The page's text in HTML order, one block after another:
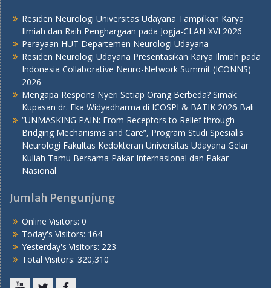
Residen Neurologi Universitas Udayana Tampilkan Karya
Ilmiah dan Raih Penghargaan pada Jogja-CLAN XVI 2026
Perayaan HUT Departemen Neurologi Udayana
Residen Neurologi Udayana Presentasikan Karya Ilmiah pada
Indonesia Collaborative Neuro-Network Summit (ICONNS)
2026
Mengapa Respons Nyeri Setiap Orang Berbeda? Simak
Kupasan dr. Eka Widyadharma di ICOSPI & BATIK 2026 Bali
“UNMASKING PAIN: From Receptors to Relief through
Bridging Mechanisms and Care”, Program Studi Spesialis
Neurologi Fakultas Kedokteran Universitas Udayana Gelar
Kuliah Tamu Bersama Pakar Internasional dan Pakar
Nasional
Jumlah Pengunjung
Online Visitors: 0
Today's Visitors: 164
Yesterday's Visitors: 223
Total Visitors: 320,310